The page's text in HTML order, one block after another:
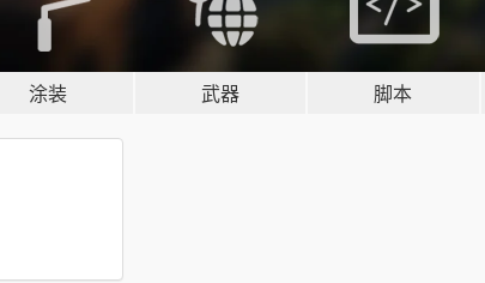
涂装 武器 脚本